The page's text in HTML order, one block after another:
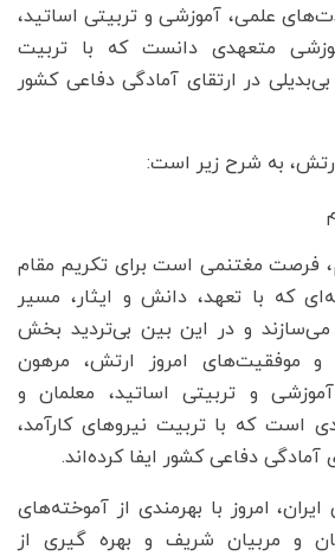
علمی، آموزشی و تربیتی اساتید،
متعهدی دانست که با تربیت
در ارتقای آمادگی دفاعی کشور
به شرح زیر است:
فرصت مغتنمی است برای تکریم مقام
که با تعهد، دانش و ایثار، مسیر
می‌سازند و در این بین بی‌تردید بخش
و موفقیت‌های امروز ارتش، مرهون
و تربیتی اساتید، معلمان و
است که با تربیت نیروهای کارآمد،
آمادگی دفاعی کشور ایفا کرده‌اند.
امروز با بهرمندی از آموخته‌های
و مربیان شریف و بهره گیری از